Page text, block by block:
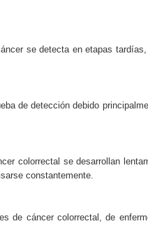
se detecta en etapas
de detección debido
colorrectal se desarrollan
constantemente.
de cáncer colorrectal, de